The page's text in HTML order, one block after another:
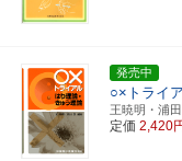
発売中
○×トライ
王暁明・浦
定価 2,420